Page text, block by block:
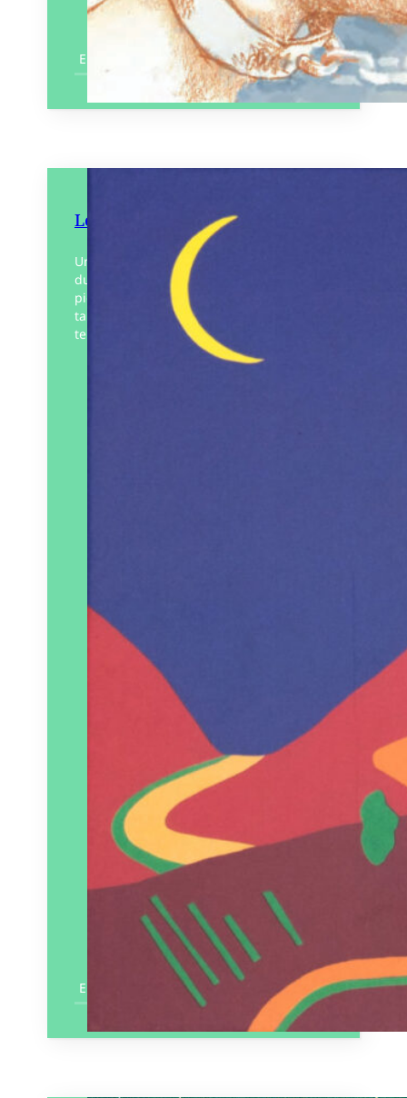
En savoir plus
Les Corps paysages
Un livre fait d’analogies où chaque partie
du corps se transforme en paysage. Des
pieds-marteaux qui nous invitent à
tambouriner le sol pour faire trembler la
terre ;…
En savoir plus